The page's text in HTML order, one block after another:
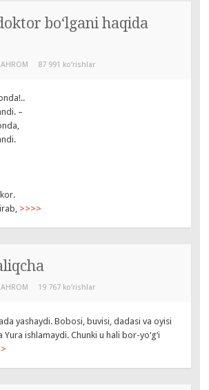
bo‘lgani haqida
87 991 ko‘rishlar
–
>>>>
19 767 ko‘rishlar
yashaydi. Bobosi, buvisi, dadasi va oyisi
ishlamaydi. Chunki u hali bor-yo‘g‘i